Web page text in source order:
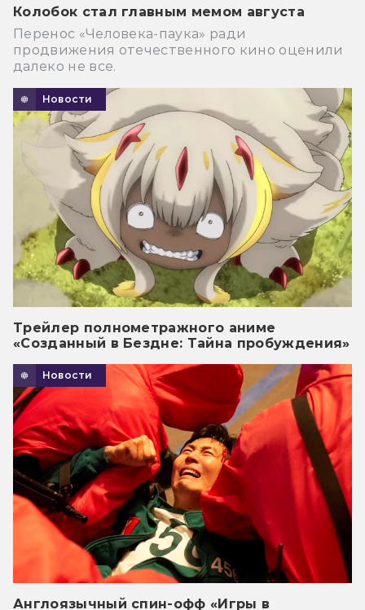
Колобок стал главным мемом августа
Перенос «Человека-паука» ради
продвижения отечественного кино оценили
далеко не все.
Новости
Трейлер полнометражного аниме
«Созданный в Бездне: Тайна пробуждения»
Новости
Англоязычный спин-офф «Игры в